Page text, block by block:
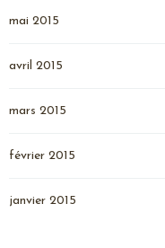
mai 2015
avril 2015
mars 2015
février 2015
janvier 2015